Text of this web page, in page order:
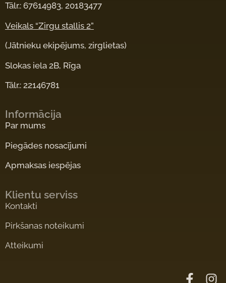
Tālr.: 67614983, 20183477
Veikals “Zirgu stallis 2”
(Jātnieku ekipējums, zirglietas)
Slokas iela 2B, Rīga
Tālr.: 22146781
Informācija
Par mums
Piegādes nosacījumi
Apmaksas iespējas
Klientu serviss
Kontakti
Pirkšanas noteikumi
Atteikumi